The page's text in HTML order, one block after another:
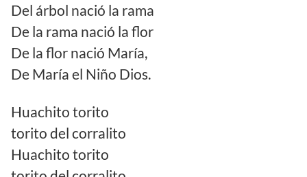
Del árbol nació la rama
De la rama nació la flor
De la flor nació María,
De María el Niño Dios.
Huachito torito
torito del corralito
Huachito torito